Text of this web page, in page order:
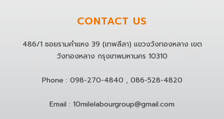
CONTACT US
486/1 ซอยรามคำแหง 39 (เทพลีลา) แขวงวังทองหลาง เขต
วังทองหลาง กรุงเทพมหานคร 10310
Phone : 098-270-4840 , 086-528-4820
Email : 10milelabourgroup@gmail.com